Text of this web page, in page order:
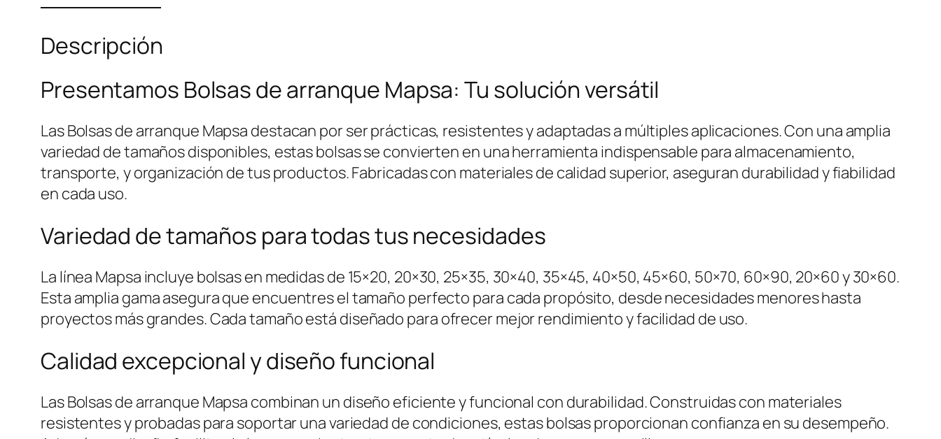
Descripción
Presentamos Bolsas de arranque Mapsa: Tu solución versátil
Las Bolsas de arranque Mapsa destacan por ser prácticas, resistentes y adaptadas a múltiples aplicaciones. Con una amplia
variedad de tamaños disponibles, estas bolsas se convierten en una herramienta indispensable para almacenamiento,
transporte, y organización de tus productos. Fabricadas con materiales de calidad superior, aseguran durabilidad y fiabilidad
en cada uso.
Variedad de tamaños para todas tus necesidades
La línea Mapsa incluye bolsas en medidas de 15×20, 20×30, 25×35, 30×40, 35×45, 40×50, 45×60, 50×70, 60×90, 20×60 y 30×60.
Esta amplia gama asegura que encuentres el tamaño perfecto para cada propósito, desde necesidades menores hasta
proyectos más grandes. Cada tamaño está diseñado para ofrecer mejor rendimiento y facilidad de uso.
Calidad excepcional y diseño funcional
Las Bolsas de arranque Mapsa combinan un diseño eficiente y funcional con durabilidad. Construidas con materiales
resistentes y probadas para soportar una variedad de condiciones, estas bolsas proporcionan confianza en su desempeño.